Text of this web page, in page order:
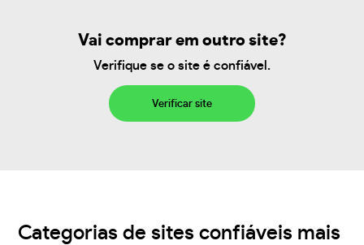
Vai comprar em outro site?
Verifique se o site é confiável.
Verificar site
Categorias de sites confiáveis mais